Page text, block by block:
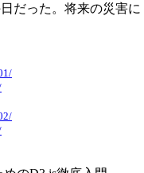
だった。将来の災害に